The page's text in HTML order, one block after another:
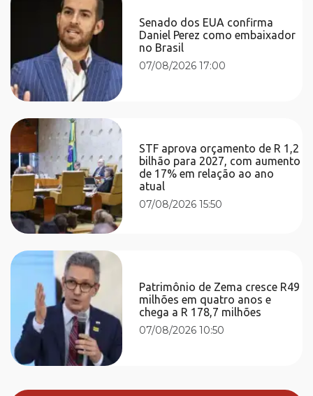
Senado dos EUA confirma
Daniel Perez como embaixador
no Brasil
07/08/2026 17:00
STF aprova orçamento de R 1,2
bilhão para 2027, com aumento
de 17% em relação ao ano
atual
07/08/2026 15:50
Patrimônio de Zema cresce R49
milhões em quatro anos e
chega a R 178,7 milhões
07/08/2026 10:50